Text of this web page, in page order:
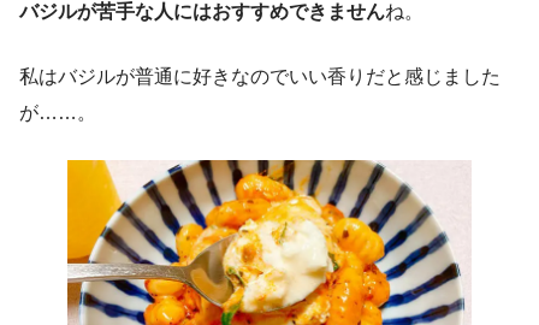
バジルが苦手な人にはおすすめできませんね。
私はバジルが普通に好きなのでいい香りだと感じました
が……。